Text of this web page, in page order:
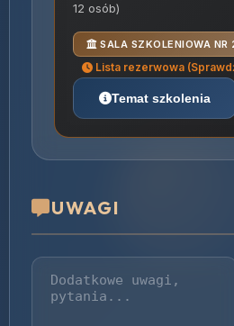
12 osób)
SALA SZKOLENIOWA NR
Lista rezerwowa
Temat szkolenia
UWAGI